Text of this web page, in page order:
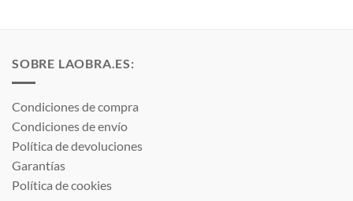
SOBRE LAOBRA.ES:
Condiciones de compra
Condiciones de envío
Política de devoluciones
Garantías
Política de cookies